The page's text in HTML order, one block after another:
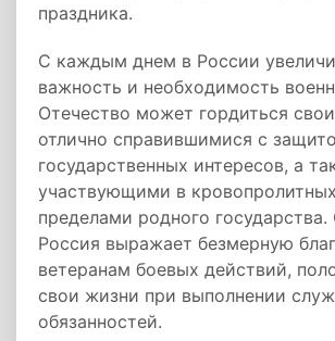
праздника.
С каждым днем в России
важность и необходимость
Отечество может гордиться
отлично справившимися с
государственных интересов, а
участвующими в
пределами родного государства.
Россия выражает безмерную
ветеранам боевых действий,
свои жизни при выполнении
обязанностей.